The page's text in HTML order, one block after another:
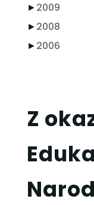
►2009
►2008
►2006
Z